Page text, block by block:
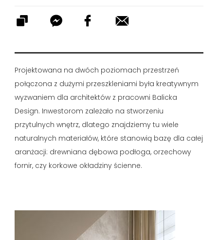
Projektowana na dwóch poziomach przestrzeń
połączona z dużymi przeszkleniami była kreatywnym
wyzwaniem dla architektów z pracowni Balicka
Design. Inwestorom zależało na stworzeniu
przytulnych wnętrz, dlatego znajdziemy tu wiele
naturalnych materiałów, które stanowią bazę dla całej
aranżacji: drewniana dębowa podłoga, orzechowy
fornir, czy korkowe okładziny ścienne.